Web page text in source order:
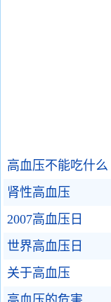
高血压不能吃什么
肾性高血压
2007高血压日
世界高血压日
关于高血压